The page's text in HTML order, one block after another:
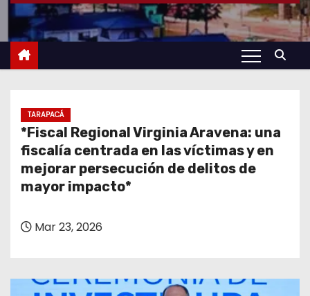
TARAPACÁ
*Fiscal Regional Virginia Aravena: una
fiscalía centrada en las víctimas y en
mejorar persecución de delitos de
mayor impacto*
Mar 23, 2026